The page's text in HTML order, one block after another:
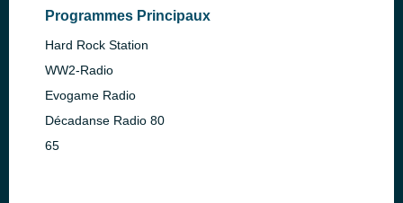
Programmes Principaux
Hard Rock Station
WW2-Radio
Evogame Radio
Décadanse Radio 80
65